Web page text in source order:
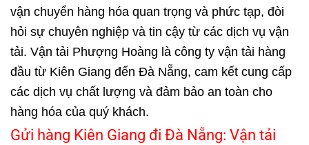
vận chuyển hàng hóa quan trọng và phức tạp, đòi
hỏi sự chuyên nghiệp và tin cậy từ các dịch vụ vận
tải. Vận tải Phượng Hoàng là công ty vận tải hàng
đầu từ Kiên Giang đến Đà Nẵng, cam kết cung cấp
các dịch vụ chất lượng và đảm bảo an toàn cho
hàng hóa của quý khách.
Gửi hàng Kiên Giang đi Đà Nẵng: Vận tải